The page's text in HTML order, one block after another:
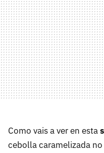
Como vais a ver en esta
cebolla caramelizada